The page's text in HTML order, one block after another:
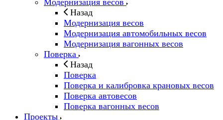
Модернизация весов
Назад
Модернизация весов
Модернизация автомобильных весов
Модернизация вагонных весов
Поверка
Назад
Поверка
Поверка и калибровка крановых весов
Поверка автовесов
Поверка вагонных весов
Проекты